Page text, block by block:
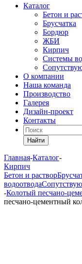
Каталог
Бетон и
Брусчатка
Бордюр
ЖБИ
Кирпич
Системы
О компании
Наша команда
Производство
Галерея
Дизайн-проект
Контакты
Найти
Главная-Каталог-
Кирпич
Бетон и раствор
водоотвода
-Колотый песчано-
песчано-цементный